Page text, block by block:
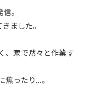
。
ました。
、家で黙々と作業す
焦ったり…。